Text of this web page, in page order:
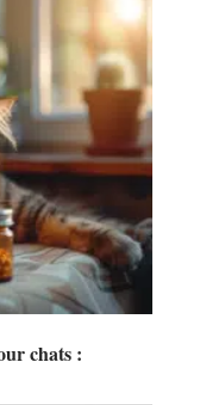
chats :